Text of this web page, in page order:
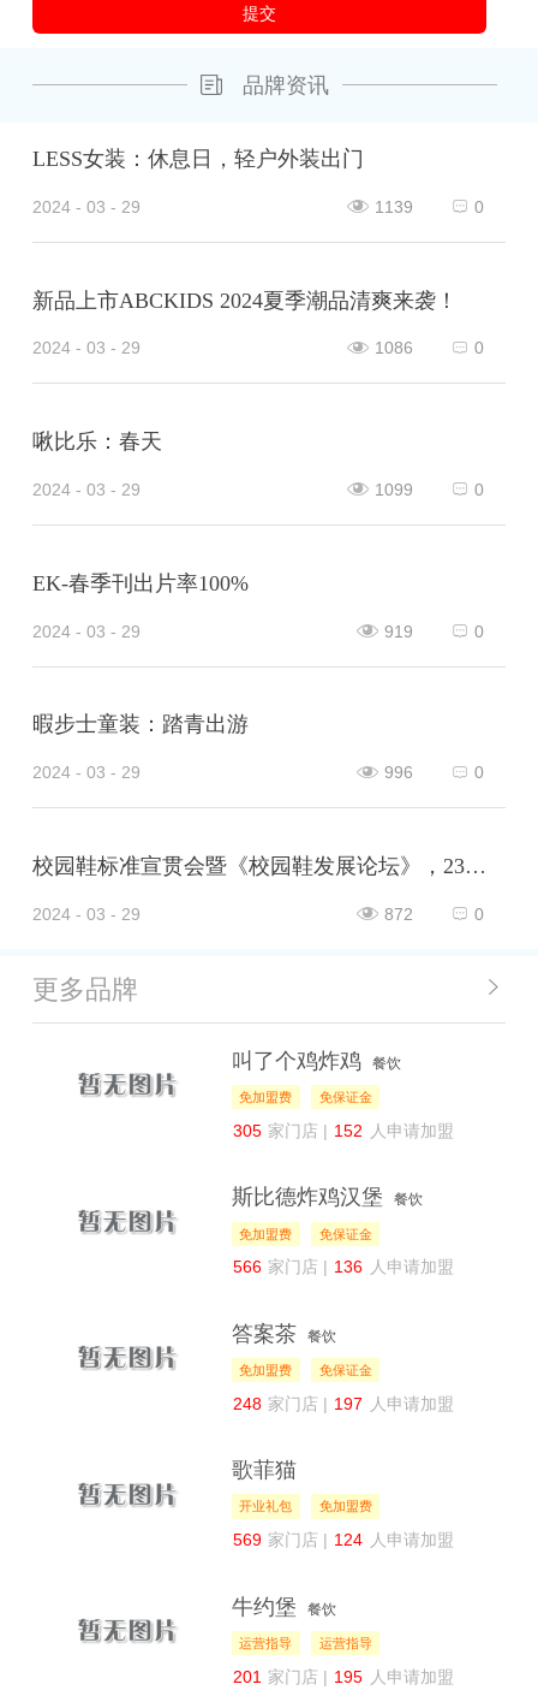
品牌资讯
LESS女装：休息日，轻户外装出门
2024 - 03 - 29 0
1139
新品上市ABCKIDS 2024夏季潮品清爽来袭！
2024 - 03 - 29 0
1086
啾比乐：春天
2024 - 03 - 29 0
1099
EK-春季刊出片率100%
2024 - 03 - 29 0
919
暇步士童装：踏青出游
2024 - 03 - 29 0
996
校园鞋标准宣贯会暨《校园鞋发展论坛》，23日在山东泰安肥城市隆重举行，意味着校园鞋普及推广的破冰之旅，正式开启！
2024 - 03 - 29 0
872
更多品牌
叫了个鸡炸鸡 餐饮
免加盟费 免保证金
305 家门店 | 152 人申请加盟
斯比德炸鸡汉堡 餐饮
免加盟费 免保证金
566 家门店 | 136 人申请加盟
答案茶 餐饮
免加盟费 免保证金
248 家门店 | 197 人申请加盟
歌菲猫
开业礼包 免加盟费
569 家门店 | 124 人申请加盟
牛约堡 餐饮
运营指导 运营指导
201 家门店 | 195 人申请加盟